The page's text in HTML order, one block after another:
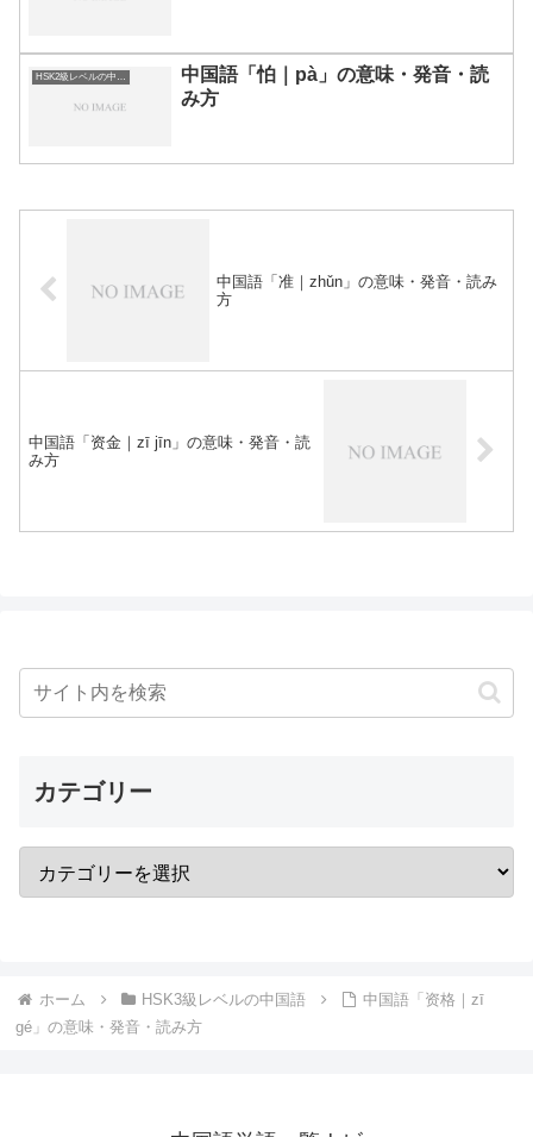
中国語「怕｜pà」の意味・発音・読
み方
中国語「准｜zhǔn」の意味・発音・読み
方
中国語「资金｜zī jīn」の意味・発音・読
み方
カテゴリー
ホーム HSK3級レベルの中国語
中国語「资格｜zī
gé」の意味・発音・読み方